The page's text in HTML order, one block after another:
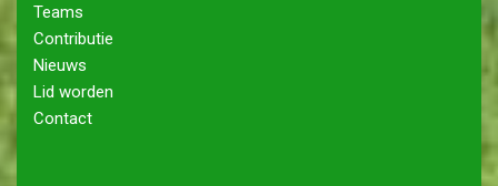
Teams
Contributie
Nieuws
Lid worden
Contact